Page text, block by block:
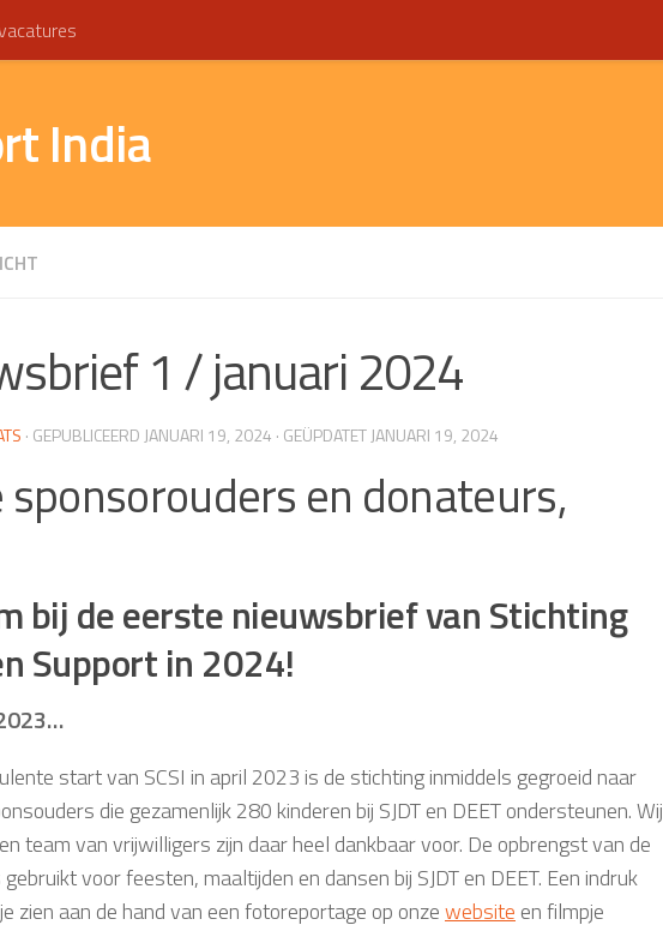
India
1 / januari 2024
· GEPUBLICEERD JANUARI 19, 2024 · GEÜPDATETJANUARI 19, 2024
sponsorouders en donateurs,
bij de eerste nieuwsbrief van Stichting
Support in 2024!
start van SCSI in april 2023 is de stichting inmiddels gegroeid naar
die gezamenlijk 280 kinderen bij SJDT en DEET ondersteunen. Wij
team van vrijwilligers zijn daar heel dankbaar voor. De opbrengst van de
voor feesten, maaltijden en dansen bij SJDT en DEET. Een indruk
zien aan de hand van een fotoreportage op onzewebsite en filmpje